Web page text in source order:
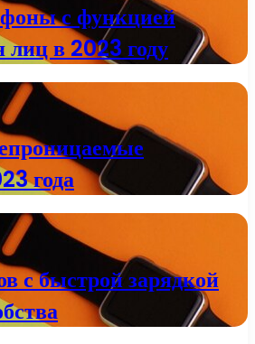
с функцией
лиц в 2023 году
года
с быстрой зарядкой